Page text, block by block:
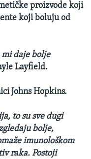
proizvode koji
koji boluju od
mi daje bolje
Layfield.
Johns Hopkins.
to su sve dugi
bolje,
imunološkom
raka. Postoji